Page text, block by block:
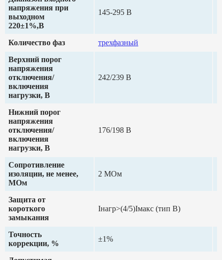
напряжения при
выходном
220±1%,В
145-295 В
Количество фаз
трехфазный
Верхний порог
напряжения
отключения/
включения
нагрузки, В
242/239 В
Нижний порог
напряжения
отключения/
включения
нагрузки, В
176/198 В
Сопротивление
изоляции, не менее,
МОм
2 МОм
Защита от
короткого
замыкания
Iнагр>(4/5)Iмакс (тип В)
Точность
коррекции, %
±1%